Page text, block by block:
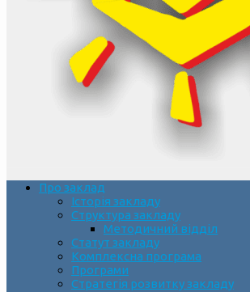
Про заклад
Історія закладу
Структура закладу
Методичний відділ
Статут закладу
Комплексна програма
Програми
Стратегія розвитку закладу